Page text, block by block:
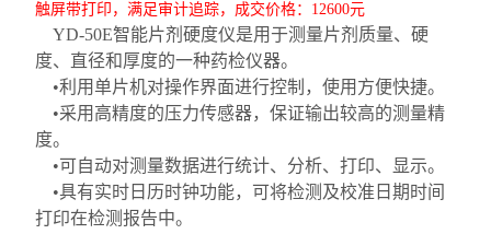
触屏带打印，满足审计追踪，成交价格： 12600元
YD-50E智能片剂硬度仪是用于测量片剂质量、硬
度、直径和厚度的一种药检仪器。
•利用单片机对操作界面进行控制，使用方便快捷。
•采用高精度的压力传感器，保证输出较高的测量精
度。
•可自动对测量数据进行统计、分析、打印、显示。
•具有实时日历时钟功能，可将检测及校准日期时间
打印在检测报告中。